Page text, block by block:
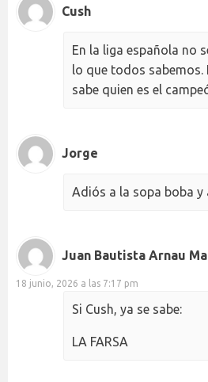
Cush
En la liga española no
lo que todos sabemos.
sabe quien es el
Jorge
Adiós a la sopa boba y
Juan Bautista Arnau
18 junio, 2026 a las 7:17 pm
Si Cush, ya se sabe:
LA FARSA